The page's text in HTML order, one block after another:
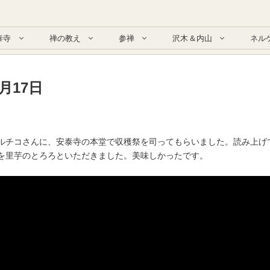
寺 禅の教え 参禅 沢木＆内山 ネル
17日
チコさんに、安泰寺の本堂で収穫祭を司ってもらいました。読み上
芋のとろろといただきました。美味しかったです。